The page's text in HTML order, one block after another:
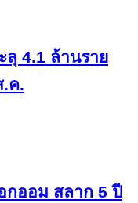
4.1 ล้านราย
.ค.
กออม สลาก 5 ปี